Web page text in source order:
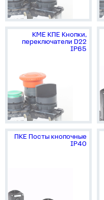
КМЕ КПЕ Кнопки,
переключатели D22
IP65
ПКЕ Посты кнопочные
IP40